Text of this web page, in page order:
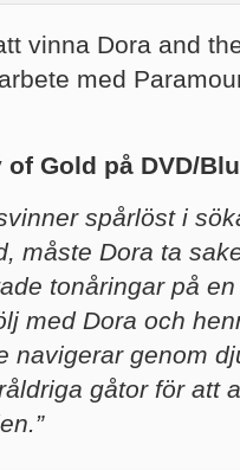
vinna Dora and
med
Gold på DVD/
spårlöst i
måste Dora ta
tonåringar på
med Dora och
navigerar genom
gåtor för att
.”